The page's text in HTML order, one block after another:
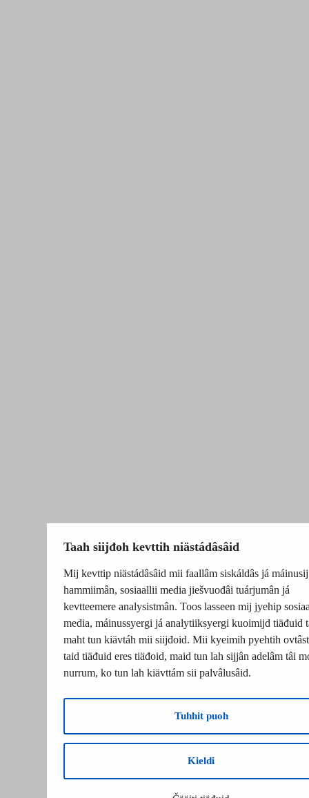
Taah siijđoh kevttih niästádâsâid
Mij kevttip niästádâsâid mii faallâm siskáldâs já máinusij
hammiimân, sosiaallii media jiešvuođâi tuárjumân já
kevtteemere analysistmân. Toos lasseen mij jyehip
media, máinussyergi já analytiiksyergi kuoimijd tiäđuid
maht tun kiävtáh mii siijđoid. Mii kyeimih pyehtih
taid tiäđuid eres tiäđoid, maid tun lah sijjân adelâm tâi
nurrum, ko tun lah kiävttám sii palvâlusâid.
Tuhhit puoh
Kieldi